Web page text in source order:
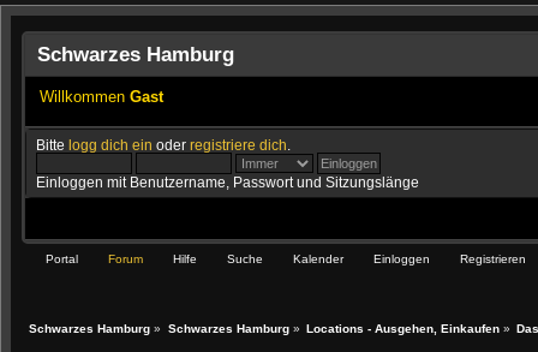
Schwarzes Hamburg
Willkommen Gast
Bittelogg dich ein oderregistriere dich
Einloggen mit Benutzername, Passwort und Sitzungslänge
Portal Forum Hilfe Suche Kalender Einloggen Registrieren
Schwarzes Hamburg » Schwarzes Hamburg» Locations - Ausgehen, Einkaufen»